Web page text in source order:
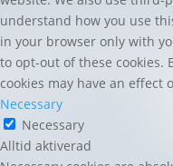
understand how you use
in your browser only with
to opt-out of these cookies.
cookies may have an effect
Necessary
Necessary
Alltid aktiverad